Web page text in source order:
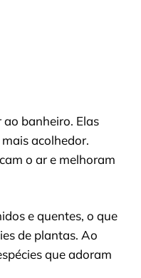
banheiro. Elas
acolhedor.
o ar e melhoram
e quentes, o que
de plantas. Ao
que adoram